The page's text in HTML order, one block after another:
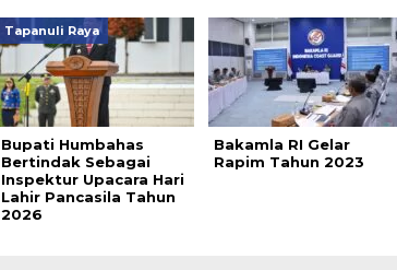
Tapanuli Raya
Bupati Humbahas
Bertindak Sebagai
Inspektur Upacara Hari
Lahir Pancasila Tahun
2026
Bakamla RI Gelar
Rapim Tahun 2023